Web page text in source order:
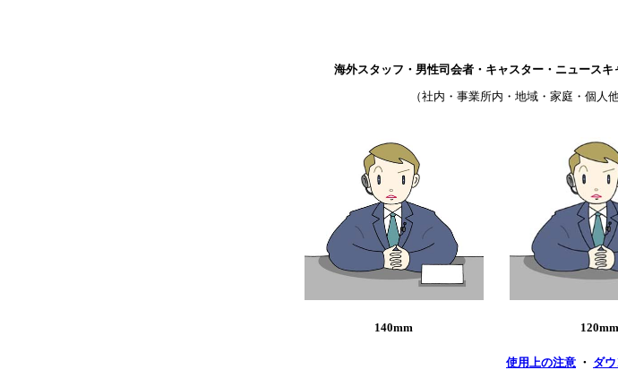
海外スタッフ・男性司会者・キャスター・ニュース
（社内・事業所内・地域・家庭・個人
140mm 120mm
使用上の注意 ・ ダ